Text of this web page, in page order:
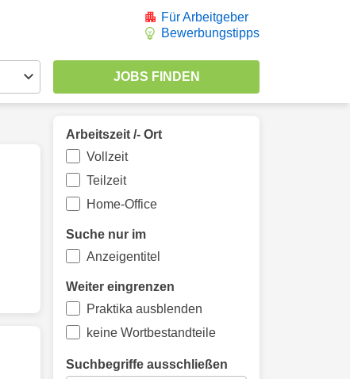
Für Arbeitgeber
Bewerbungstipps
Arbeitszeit /- Ort
Vollzeit
Teilzeit
Home-Office
Suche nur im
Anzeigentitel
Weiter eingrenzen
Praktika ausblenden
keine Wortbestandteile
Suchbegriffe ausschließen